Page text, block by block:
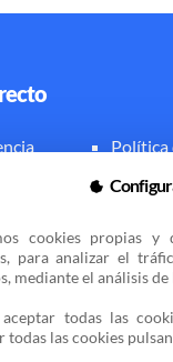
Política
Zona
cookies propias y
para analizar el
mediante el análisis de
aceptar todas las
todas las cookies